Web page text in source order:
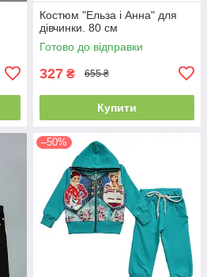
Костюм "Ельза і Анна" для
дівчинки. 80 см
Готово до відправки
327 ₴ 655 ₴
Купити
–50%